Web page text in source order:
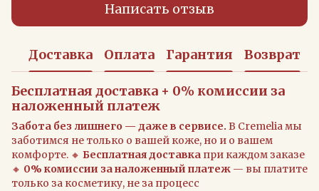
Написать отзыв
Доставка Оплата Гарантия Возврат
Бесплатная доставка + 0% комиссии за
наложенный платеж
Забота без лишнего — даже в сервисе. В Cremelia мы
заботимся не только о вашей коже, но и о вашем
комфорте. 🔸 Бесплатная доставка при каждом заказе
🔸 0% комиссии за наложенный платеж — вы платите
только за косметику, не за процесс